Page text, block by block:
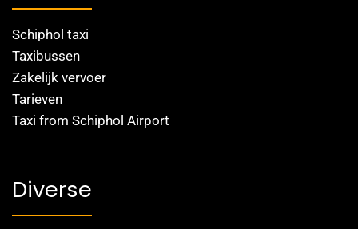
Schiphol taxi
Taxibussen
Zakelijk vervoer
Tarieven
Taxi from Schiphol Airport
Diverse